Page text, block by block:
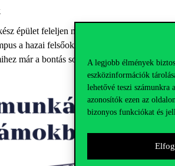
A legjobb élmények
eszközinformációk
lehetővé teszi számunkra
azonosítók ezen az
bizonyos funkciókat és
épület feleljen meg a legkorszerűbb
a hazai felsőoktatási beruházások
már a bontás során intézkedéseket kell